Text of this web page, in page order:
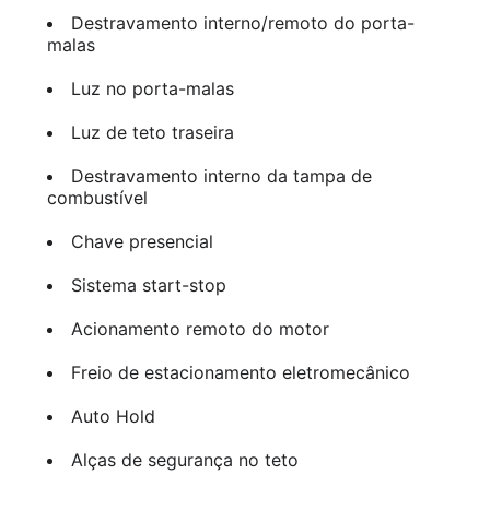
Destravamento interno/remoto do porta-
malas
Luz no porta-malas
Luz de teto traseira
Destravamento interno da tampa de
combustível
Chave presencial
Sistema start-stop
Acionamento remoto do motor
Freio de estacionamento eletromecânico
Auto Hold
Alças de segurança no teto